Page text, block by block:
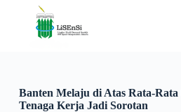
o
Banten Melaju di Atas Rata-
Tenaga Kerja Jadi Sorotan